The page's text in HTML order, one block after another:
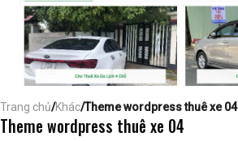
Trang chủ/Khác/Theme wordpress thuê xe 04
Theme wordpress thuê xe 04